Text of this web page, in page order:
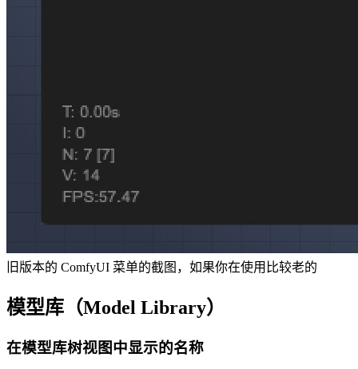
旧版本的 ComfyUI 菜单的截图，如果你在使用比较老的
模型库（Model Library）
在模型库树视图中显示的名称